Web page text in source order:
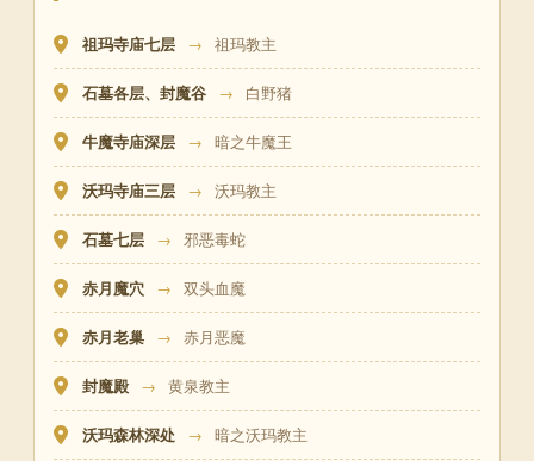
祖玛寺庙七层 → 祖玛教主
石墓各层、封魔谷 → 白野猪
牛魔寺庙深层 → 暗之牛魔王
沃玛寺庙三层 → 沃玛教主
石墓七层 → 邪恶毒蛇
赤月魔穴 → 双头血魔
赤月老巢 → 赤月恶魔
封魔殿 → 黄泉教主
沃玛森林深处 → 暗之沃玛教主